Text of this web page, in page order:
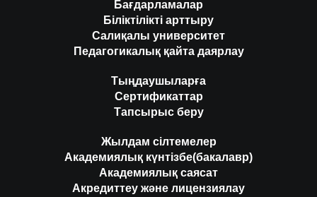
Бағдарламалар
Біліктілікті арттыру
Салиқалы университет
Педагогикалық қайта даярлау
Тыңдаушыларға
Сертификаттар
Тапсырыс беру
Жылдам сілтемелер
Академиялық күнтізбе(бакалавр)
Академиялық саясат
Акредиттеу және лицензиялау